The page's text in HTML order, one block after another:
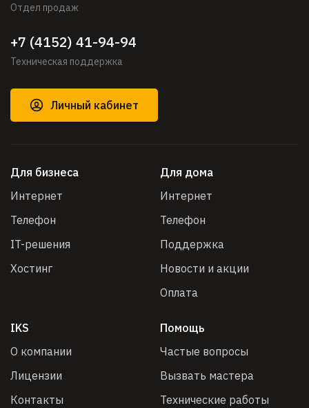
Отдел продаж
+7 (4152) 41-94-94
Техническая поддержка
Личный кабинет
Для бизнеса
Интернет
Телефон
IT-решения
Хостинг
Для дома
Интернет
Телефон
Поддержка
Новости и акции
Оплата
IKS
О компании
Лицензии
Контакты
Помощь
Частые вопросы
Вызвать мастера
Технические работы